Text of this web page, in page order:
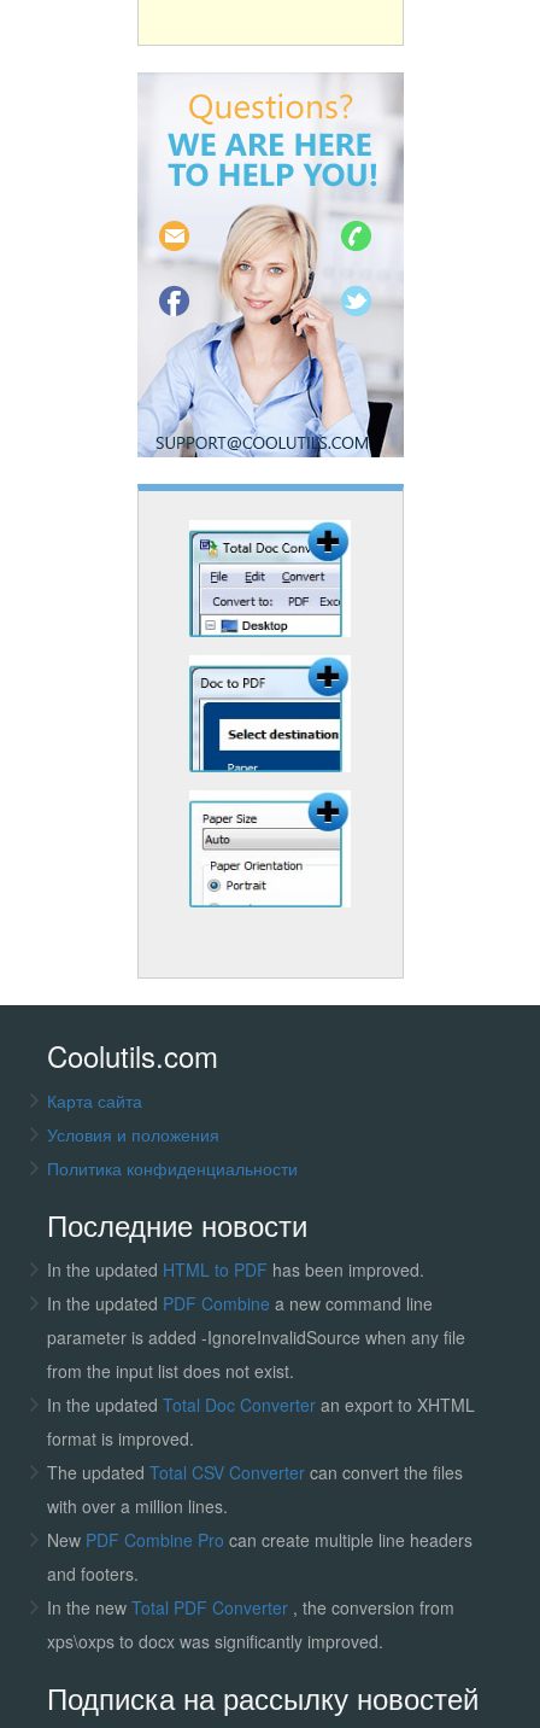
Coolutils.com
Карта сайта
Условия и положения
Политика конфиденциальности
Последние новости
In the updated HTML to PDF has been improved.
In the updated PDF Combine a new command line
parameter is added -IgnoreInvalidSource when any file
from the input list does not exist.
In the updated Total Doc Converter an export to XHTML
format is improved.
The updated Total CSV Convertercan convert the files
with over a million lines.
New PDF Combine Pro can create multiple line headers
and footers.
In the new Total PDF Converter , the conversion from
xps\oxps to docx was significantly improved.
Подписка на рассылку новостей